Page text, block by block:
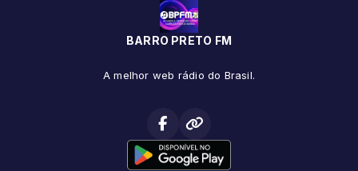
BARRO PRETO FM
A melhor web rádio do Brasil.